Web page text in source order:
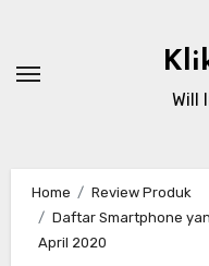
content
Will
Home
Review Produk
Daftar Smartphone
April 2020